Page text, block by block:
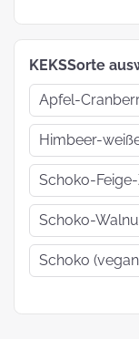
KEKSSorte
Apfel-
Himbeer-
Schoko-
Schoko-
Schoko